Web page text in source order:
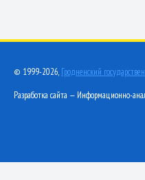
© 1999-2026, Гродненский
Разработка сайта — Информационно-